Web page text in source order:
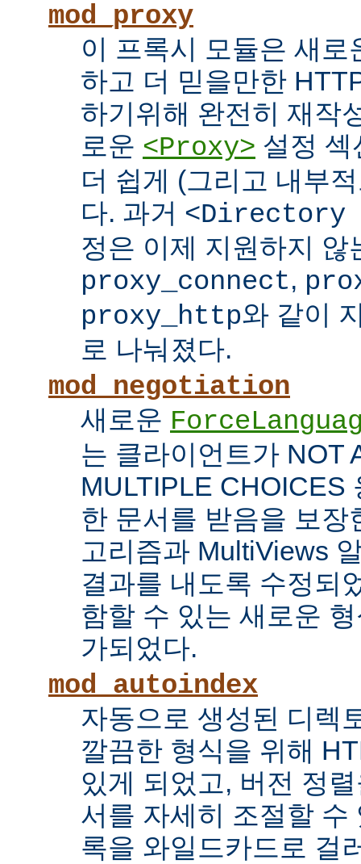
mod_proxy
이 프록시 모듈은 새
하고 더 믿을만한
하기위해 완전히 재작
로운 <Proxy> 설정 섹
더 쉽게 (그리고 내부
다. 과거
정은 이제 지원하지 않
proxy_connect,
proxy_http와 같이
로 나눠졌다.
mod_negotiation
새로운
는 클라이언트가 NOT
MULTIPLE CHOICES
한 문서를 받음을 보장
고리즘과 MultiViews
결과를 내도록 수정되
함할 수 있는 새로운
가되었다.
mod_autoindex
자동으로 생성된 디렉
깔끔한 형식을 위해
있게 되었고, 버전 정
서를 자세히 조절할 수
록을 와일드카드로 걸